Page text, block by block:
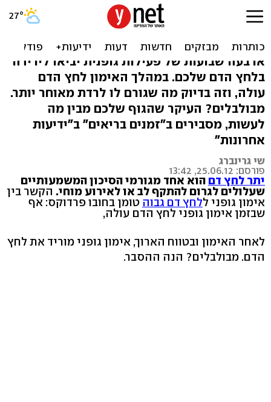
בזכות הכושר: כך תפחיתו
לחץ דם תוך 4 שבועות
ארבעה שבועות של פעילות גופנית יביאו לירידה
בלחץ הדם שלכם. במהלך האימון לחץ הדם
עולה, וזה בדיוק מה שגורם לו לרדת מאוחר יותר.
מבולבלים? העיקר שהגוף שלכם מבין מה
לעשות, מסבירים ב"זמנים בריאים" ב"ידיעות
אחרונות"
שי גרינברג
פורסם: 25.06.12, 13:42
יתר לחץ דם הוא אחד מגורמי הסיכון המשמעותיים
שעלולים לגרום להתקף לב או לאירוע מוחי. הקשר בין
אימון גופני ללחץ דם גבוה טומן בחובו פרדוקס: אף
שבזמן אימון גופני לחץ הדם עולה,
לאחר האימון ובטווח הארוך, אימון גופני מוריד את לחץ
הדם. מבולבלים? הנה ההסבר.